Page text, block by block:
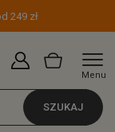
249 zł
Menu
SZUKAJ